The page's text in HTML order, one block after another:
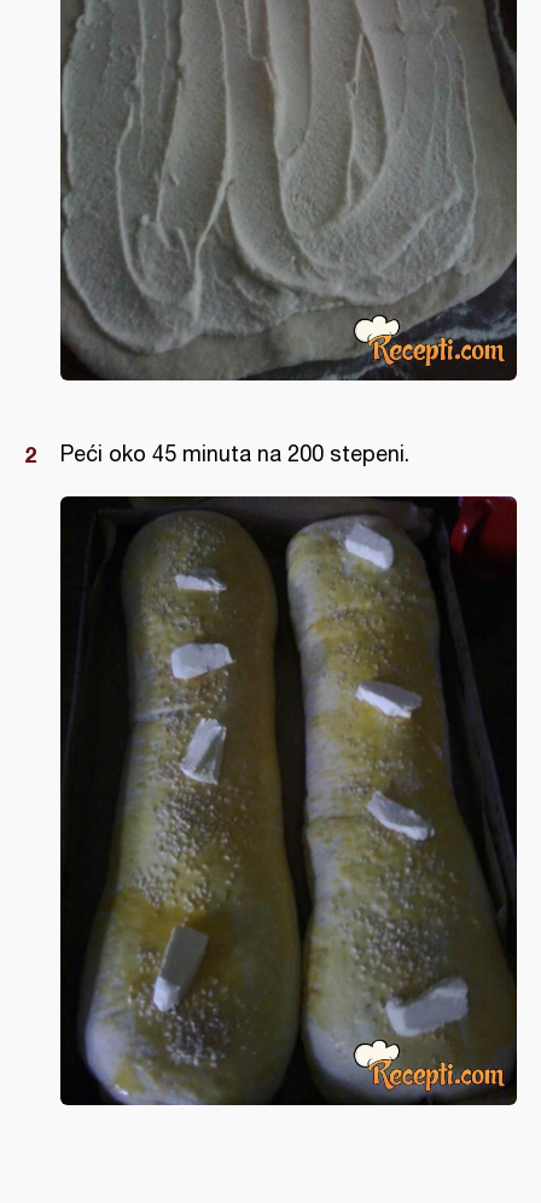
Peći oko 45 minuta na 200 stepeni.